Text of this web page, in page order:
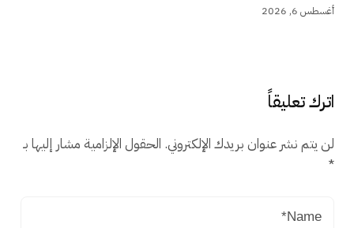
أغسطس 6, 2026
اترك تعليقاً
لن يتم نشر عنوان بريدك الإلكتروني. الحقول الإلزامية مشار إليها بـ
*